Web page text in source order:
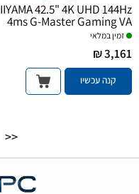
IIYAMA 42.5" 4K UHD 144Hz
4ms G-Master Gaming VA
Monitor
זמין במלאי
3,161 ₪
קנה עכשיו
>>